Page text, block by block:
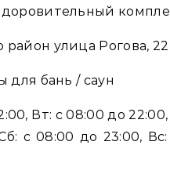
улица Рогова, 22
для бань / саун
Вт: с 08:00 до
с 08:00 до 23:00,